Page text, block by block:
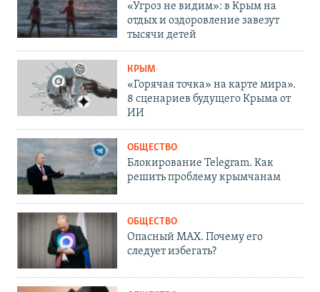
«Угроз не видим»: в Крым на
отдых и оздоровление завезут
тысячи детей
КРЫМ
«Горячая точка» на карте мира».
8 сценариев будущего Крыма от
ИИ
ОБЩЕСТВО
Блокирование Telegram. Как
решить проблему крымчанам
ОБЩЕСТВО
Опасный MAX. Почему его
следует избегать?